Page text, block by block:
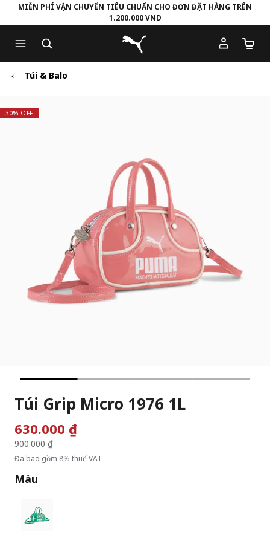
to
Main
content
to
Footer
Content
MIỄN PHÍ VẬN CHUYỂN TIÊU CHUẨN CHO ĐƠN ĐẶT HÀNG TRÊN
1.200.000 VND
Puma Trang chủ
Số
Túi & Balo
30% OFF
Túi Grip Micro 1976 1L
630.000 ₫Giá giảm từ
900.000 ₫
đến
Đã bao gồm 8% thuế VAT
Màu